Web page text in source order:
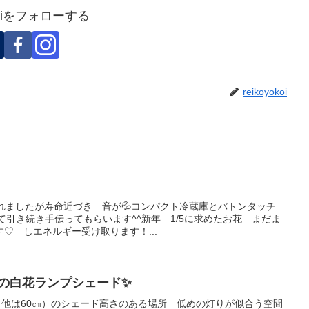
フォローする
reikoyokoi
ましたが寿命近づき 音が💦コンパクト冷蔵庫とバトンタッチ
引き続き手伝ってもらいます^^新年 1/5に求めたお花 まだま
♡ しエネルギー受け取ります！...
花ランプシェード✨
は60㎝）のシェード高さのある場所 低めの灯りが似合う空間